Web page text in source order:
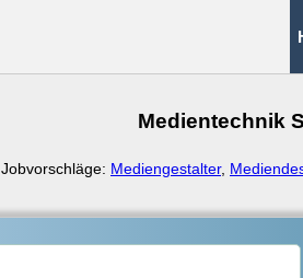
Medientechnik
Jobvorschläge: Mediengestalter,